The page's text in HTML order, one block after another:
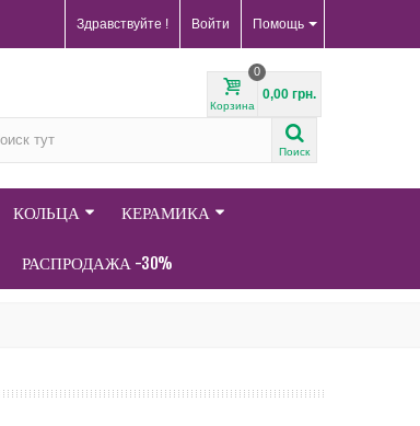
Помощь
Здравствуйте ! Войти
Корзина
0
0,00 грн.
Поиск
КОЛЬЦА КЕРАМИКА
РАСПРОДАЖА -30%